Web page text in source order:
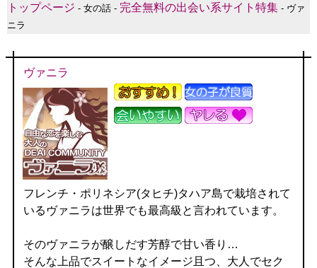
トップページ - 女の話 - 完全無料の出会い系サイト特集 - ヴァ
ニラ
ヴァニラ
フレンチ・ポリネシア(タヒチ)タハア島で栽培されて
いるヴァニラは世界でも最高級と言われています。
そのヴァニラが醸しだす芳醇で甘い香り…
そんな上品でスイートなイメージ且つ、大人でセク